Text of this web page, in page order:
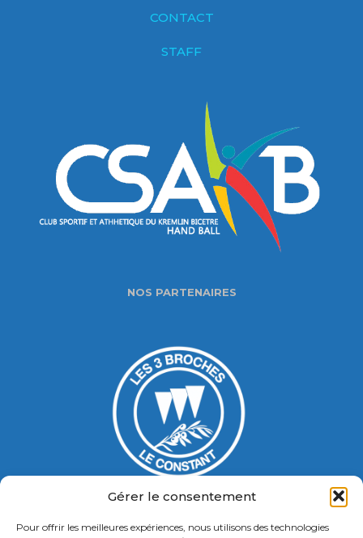
Gérer le consentement
Pour offrir les meilleures expériences, nous utilisons des technologies
CONTACT
STAFF
NOS PARTENAIRES
Gymnase Jacques Ducasse